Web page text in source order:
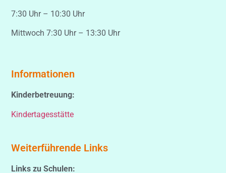
7:30 Uhr – 10:30 Uhr
Mittwoch 7:30 Uhr – 13:30 Uhr
Informationen
Kinderbetreuung:
Kindertagesstätte
Weiterführende Links
Links zu Schulen: